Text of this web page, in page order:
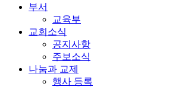
부서
교육부
교회소식
공지사항
주보소식
나눔과 교제
행사 등록